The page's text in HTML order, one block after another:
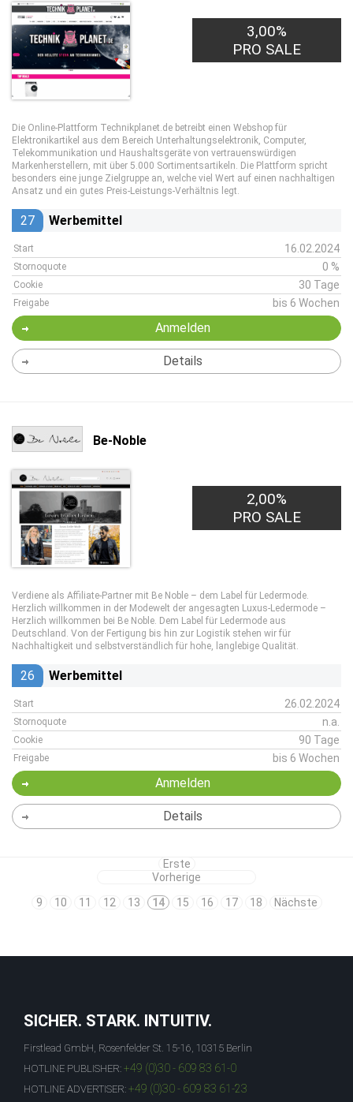
3,00%
PRO SALE
Die Online-Plattform Technikplanet.de betreibt einen Webshop für
Elektronikartikel aus dem Bereich Unterhaltungselektronik, Computer,
Telekommunikation und Haushaltsgeräte von vertrauenswürdigen
Markenherstellern, mit über 5.000 Sortimentsartikeln. Die Plattform spricht
besonders eine junge Zielgruppe an, welche viel Wert auf einen nachhaltigen
Ansatz und ein gutes Preis-Leistungs-Verhältnis legt.
27 Werbemittel
Start 16.02.2024
Stornoquote 0 %
Cookie 30 Tage
Freigabe bis 6 Wochen
Anmelden
Details
Be-Noble
2,00%
PRO SALE
Verdiene als Affiliate-Partner mit Be Noble – dem Label für Ledermode.
Herzlich willkommen in der Modewelt der angesagten Luxus-Ledermode –
Herzlich willkommen bei Be Noble. Dem Label für Ledermode aus
Deutschland. Von der Fertigung bis hin zur Logistik stehen wir für
Nachhaltigkeit und selbstverständlich für hohe, langlebige Qualität.
26 Werbemittel
Start 26.02.2024
Stornoquote n.a.
Cookie 90 Tage
Freigabe bis 6 Wochen
Anmelden
Details
Erste
Vorherige
9
10 11 12 13 14 15 16 17 18 Nächste
SICHER. STARK. INTUITIV.
Firstlead GmbH, Rosenfelder St. 15-16, 10315 Berlin
HOTLINE PUBLISHER: +49 (0)30 - 609 83 61-0
HOTLINE ADVERTISER: +49 (0)30 - 609 83 61-23